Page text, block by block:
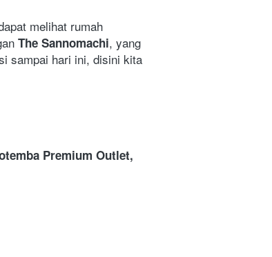
melihat rumah
The Sannomachi, yang
sampai hari ini, disini kita
Premium Outlet,